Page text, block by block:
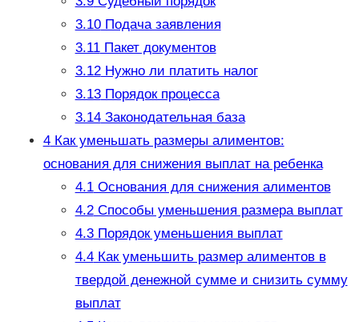
3.10Подача заявления
3.11Пакет документов
3.12Нужно ли платить налог
3.13Порядок процесса
3.14Законодательная база
4Как уменьшать размеры алиментов:
основания для снижения выплат на ребенка
4.1Основания для снижения алиментов
4.2Способы уменьшения размера выплат
4.3Порядок уменьшения выплат
4.4Как уменьшить размер алиментов в
твердой денежной сумме и снизить сумму
выплат